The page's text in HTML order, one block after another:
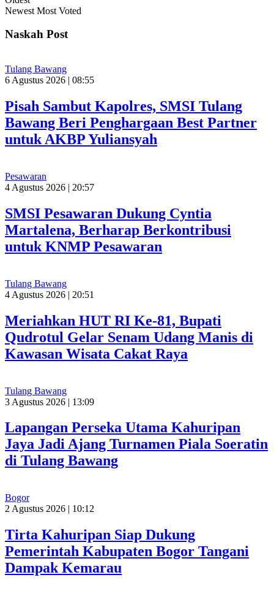
Newest Most Voted
Naskah Post
Tulang Bawang
6 Agustus 2026 | 08:55
Pisah Sambut Kapolres, SMSI Tulang
Bawang Beri Penghargaan Best Partner
untuk AKBP Yuliansyah
Pesawaran
4 Agustus 2026 | 20:57
SMSI Pesawaran Dukung Cyntia
Martalena, Berharap Berkontribusi
untuk KNMP Pesawaran
Tulang Bawang
4 Agustus 2026 | 20:51
Meriahkan HUT RI Ke-81, Bupati
Qudrotul Gelar Senam Udang Manis di
Kawasan Wisata Cakat Raya
Tulang Bawang
3 Agustus 2026 | 13:09
Lapangan Perseka Utama Kahuripan
Jaya Jadi Ajang Turnamen Piala Soeratin
di Tulang Bawang
Bogor
2 Agustus 2026 | 10:12
Tirta Kahuripan Siap Dukung
Pemerintah Kabupaten Bogor Tangani
Dampak Kemarau